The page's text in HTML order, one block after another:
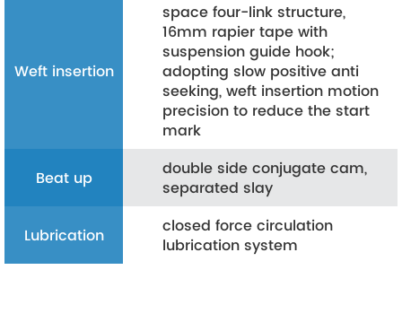
Weft insertion
space four-link structure,
16mm rapier tape with
suspension guide hook;
adopting slow positive anti
seeking, weft insertion motion
precision to reduce the start
mark
Beat up
double side conjugate cam,
separated slay
Lubrication
closed force circulation
lubrication system